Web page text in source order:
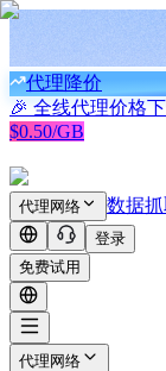
代理降价
🎉 全线代理价格
$0.50/GB
代理网络 数据抓
登录
免费试用
代理网络